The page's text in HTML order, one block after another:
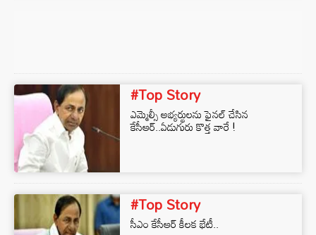
#Top Story
ఎమ్మెల్సీ అభ్యర్థులను ఫైనల్‌ చేసిన
కేసీఆర్..ఏడుగురు కొత్త వారే !
#Top Story
సీఎం కేసీఆర్ కీలక భేటీ..